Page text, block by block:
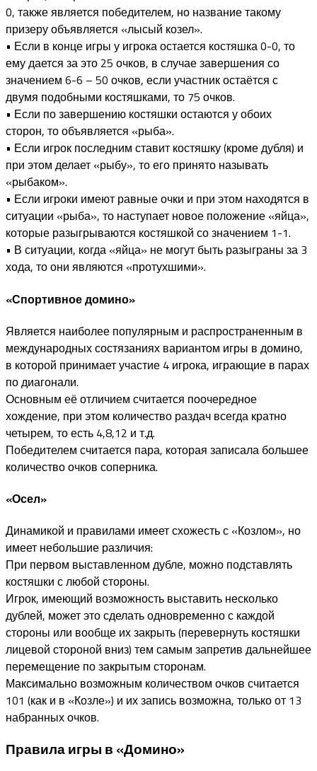
0, также является победителем, но название такому
призеру объявляется «лысый козел».
• Если в конце игры у игрока остается костяшка 0-0, то
ему дается за это 25 очков, в случае завершения со
значением 6-6 – 50 очков, если участник остаётся с
двумя подобными костяшками, то 75 очков.
• Если по завершению костяшки остаются у обоих
сторон, то объявляется «рыба».
• Если игрок последним ставит костяшку (кроме дубля) и
при этом делает «рыбу», то его принято называть
«рыбаком».
• Если игроки имеют равные очки и при этом находятся в
ситуации «рыба», то наступает новое положение «яйца»,
которые разыгрываются костяшкой со значением 1-1.
• В ситуации, когда «яйца» не могут быть разыграны за 3
хода, то они являются «протухшими».
«Спортивное домино»
Является наиболее популярным и распространенным в
международных состязаниях вариантом игры в домино,
в которой принимает участие 4 игрока, играющие в парах
по диагонали.
Основным её отличием считается поочередное
хождение, при этом количество раздач всегда кратно
четырем, то есть 4,8,12 и т.д.
Победителем считается пара, которая записала большее
количество очков соперника.
«Осел»
Динамикой и правилами имеет схожесть с «Козлом», но
имеет небольшие различия:
При первом выставленном дубле, можно подставлять
костяшки с любой стороны.
Игрок, имеющий возможность выставить несколько
дублей, может это сделать одновременно с каждой
стороны или вообще их закрыть (перевернуть костяшки
лицевой стороной вниз) тем самым запретив дальнейшее
перемещение по закрытым сторонам.
Максимально возможным количеством очков считается
101 (как и в «Козле») и их запись возможна, только от 13
набранных очков.
Правила игры в «Домино»